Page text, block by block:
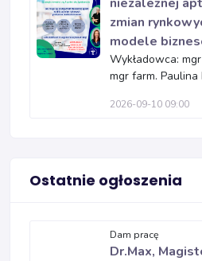
zmian
modele
Wykładowca:
mgr farm.
2026-09-10 09:00
Ostatnie ogłoszenia
Dam pracę
Dr.Max,